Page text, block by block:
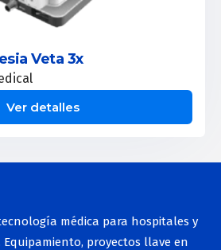
Veta 3x
Ver detalles
médica para hospitales y
proyectos llave en